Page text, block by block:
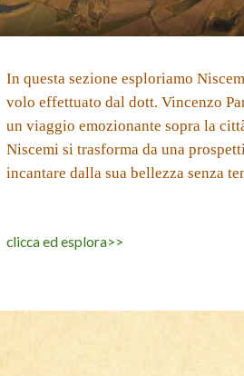
In questa sezione esploriamo
volo effettuato dal dott. Vincenzo
un viaggio emozionante sopra la
Niscemi si trasforma da una
incantare dalla sua bellezza senza
clicca ed esplora>>